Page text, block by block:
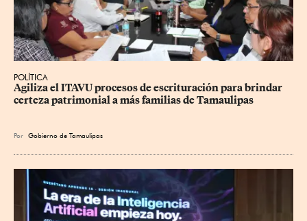
POLÍTICA
Agiliza el ITAVU procesos de escrituración para brindar
certeza patrimonial a más familias de Tamaulipas
Por Gobierno de Tamaulipas